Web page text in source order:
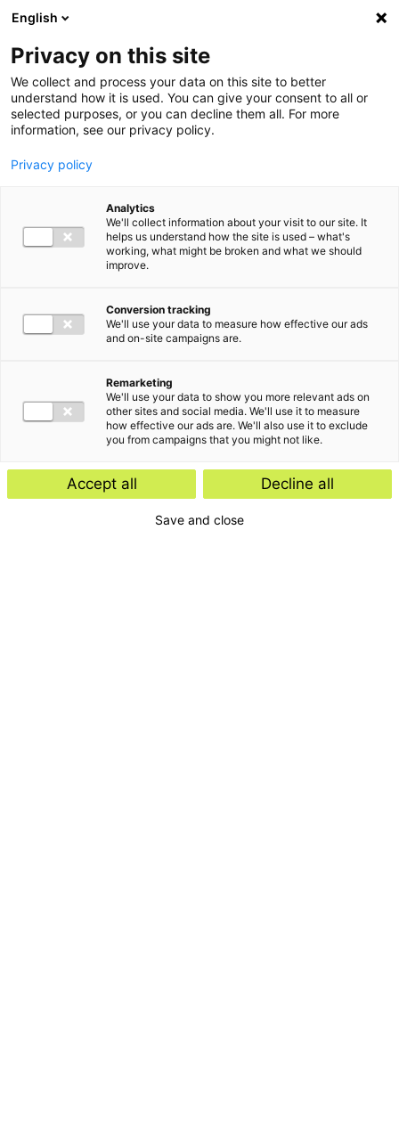
Ga direct naar de inhoud
English
Privacy on this site
We collect and process your data on this site to better
understand how it is used. You can give your consent to all or
selected purposes, or you can decline them all. For more
information, see our privacy policy.
Privacy policy
Analytics
We'll collect information about your visit to our site. It
helps us understand how the site is used – what's
working, what might be broken and what we should
improve.
Conversion tracking
We'll use your data to measure how effective our ads
and on-site campaigns are.
Remarketing
We'll use your data to show you more relevant ads on
other sites and social media. We'll use it to measure
how effective our ads are. We'll also use it to exclude
you from campaigns that you might not like.
Accept all Decline all
Save and close